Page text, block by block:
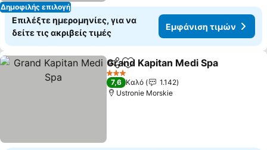
Δημοφιλής επιλογή
Επιλέξτε ημερομηνίες, για να
δείτε τις ακριβείς τιμές
Εμφάνιση τιμών
Κοινοποίηση
Προσθήκη στα αγαπημένα
Grand Kapitan Medi Spa
3 Αστέρια
7,6 Καλό
1.142
Ustronie Morskie